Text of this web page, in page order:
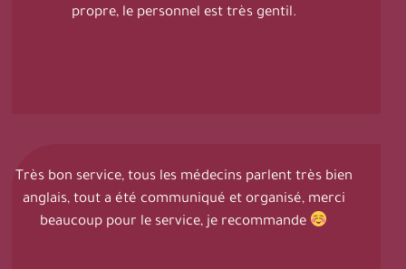
propre, le personnel est très gentil.
Très bon service, tous les médecins parlent très bien
anglais, tout a été communiqué et organisé, merci
beaucoup pour le service, je recommande